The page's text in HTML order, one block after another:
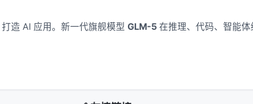
打造 AI 应用。新一代旗舰模型 GLM-5 在推理、代码、智能